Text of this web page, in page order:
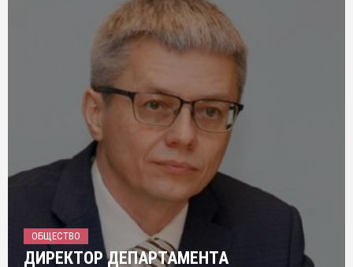
ОБЩЕСТВО
ДИРЕКТОР ДЕПАРТАМЕНТА